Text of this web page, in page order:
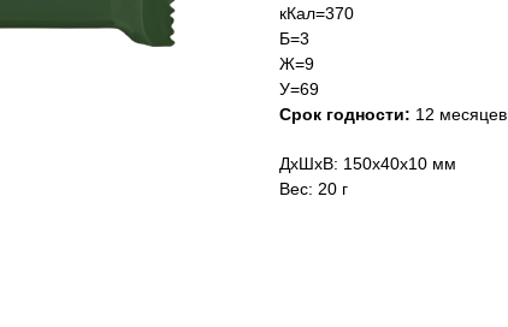
кКал=370
Б=3
Ж=9
У=69
Срок годности: 12 месяцев
ДxШxВ: 150x40x10 мм
Вес: 20 г